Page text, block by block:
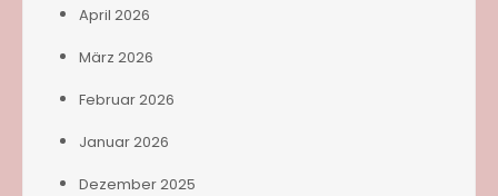
April 2026
März 2026
Februar 2026
Januar 2026
Dezember 2025